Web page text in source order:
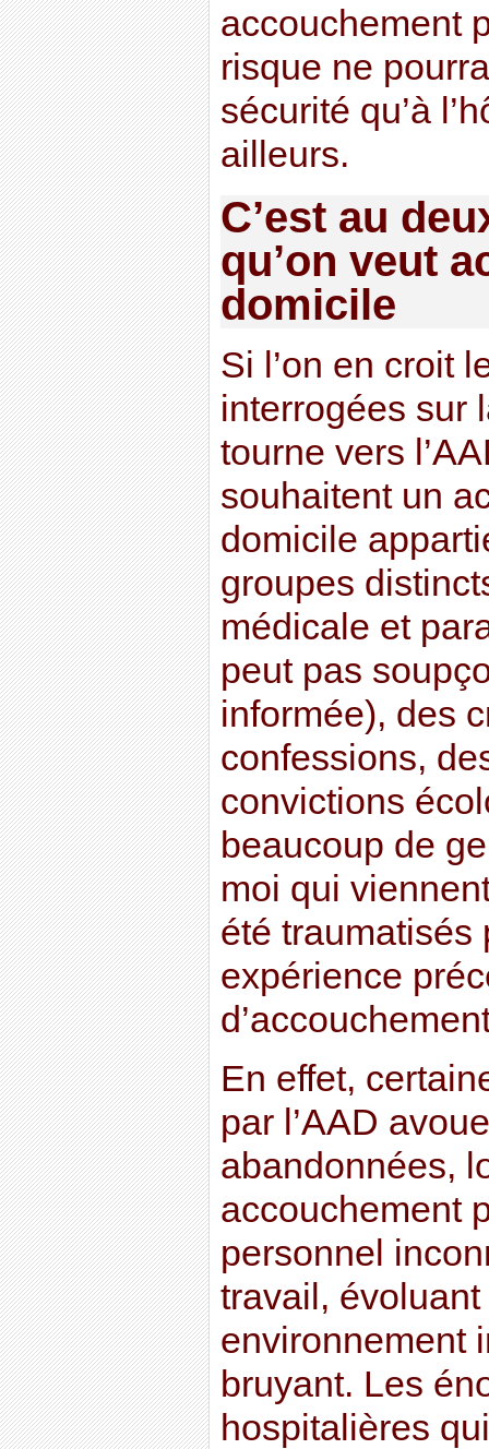
accouchement
risque ne
sécurité qu’à
ailleurs.
C’est au
qu’on veut
domicile
Si l’on en croit
interrogées sur
tourne vers
souhaitent un
domicile
groupes
médicale et
peut pas
informée), des
confessions,
convictions
beaucoup de
moi qui
été traumatisés
expérience
En effet,
par l’AAD
abandonnées,
accouchement
personnel
travail,
environnement
bruyant. Les
hospitalières